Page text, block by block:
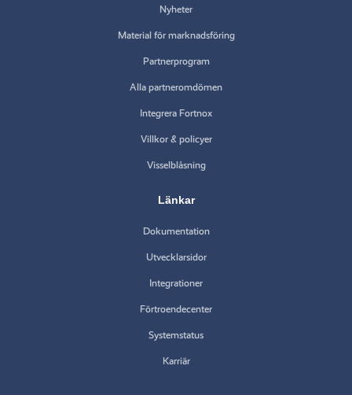
Nyheter
Material för marknadsföring
Partnerprogram
Alla partneromdömen
Integrera Fortnox
Villkor & policyer
Visselblåsning
Länkar
Dokumentation
Utvecklarsidor
Integrationer
Förtroendecenter
Systemstatus
Karriär